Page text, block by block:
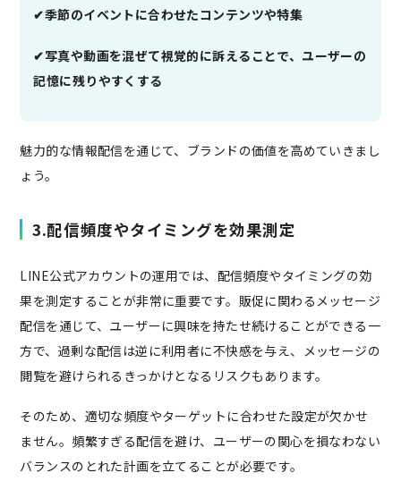
✔︎季節のイベントに合わせたコンテンツや特集
✔︎写真や動画を混ぜて視覚的に訴えることで、ユーザーの
記憶に残りやすくする
魅力的な情報配信を通じて、ブランドの価値を高めていきまし
ょう。
3.配信頻度やタイミングを効果測定
LINE公式アカウントの運用では、配信頻度やタイミングの効
果を測定することが非常に重要です。販促に関わるメッセージ
配信を通じて、ユーザーに興味を持たせ続けることができる一
方で、過剰な配信は逆に利用者に不快感を与え、メッセージの
閲覧を避けられるきっかけとなるリスクもあります。
そのため、適切な頻度やターゲットに合わせた設定が欠かせ
ません。頻繁すぎる配信を避け、ユーザーの関心を損なわない
バランスのとれた計画を立てることが必要です。